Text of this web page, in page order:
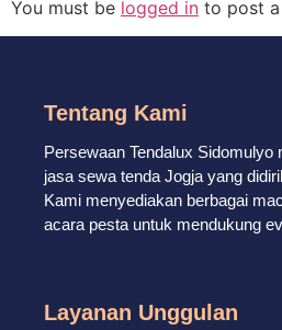
You must be logged in to post
Tentang Kami
Persewaan Tendalux Sidomulyo
jasa sewa tenda Jogja yang
Kami menyediakan berbagai
acara pesta untuk mendukung
Layanan Unggulan